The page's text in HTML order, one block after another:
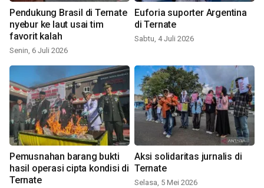
Pendukung Brasil di Ternate
nyebur ke laut usai tim
favorit kalah
Senin, 6 Juli 2026
Euforia suporter Argentina
di Ternate
Sabtu, 4 Juli 2026
Pemusnahan barang bukti
hasil operasi cipta kondisi di
Ternate
Aksi solidaritas jurnalis di
Ternate
Selasa, 5 Mei 2026